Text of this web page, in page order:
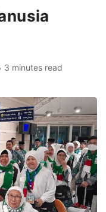
3 minutes read